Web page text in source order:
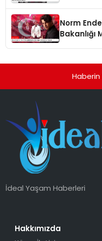
Norm
Bakanlığı
Haberin
İdeal Yaşam Haberleri
Hakkımızda